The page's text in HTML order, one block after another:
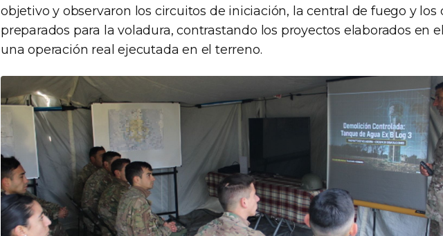
objetivo y observaron los circuitos de iniciación, la central de fuego y los
preparados para la voladura, contrastando los proyectos elaborados en
una operación real ejecutada en el terreno.